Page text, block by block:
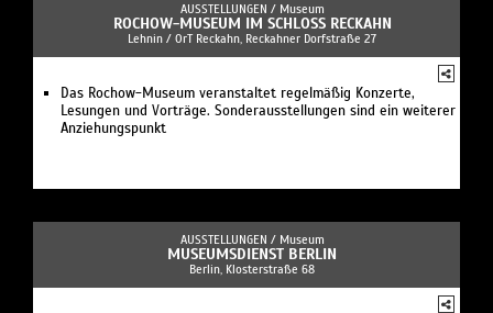
AUSSTELLUNGEN / Museum
ROCHOW-MUSEUM IM SCHLOSS RECKAHN
Lehnin / OrT Reckahn, Reckahner Dorfstraße 27
Das Rochow-Museum veranstaltet regelmäßig Konzerte,
Lesungen und Vorträge. Sonderausstellungen sind ein weiterer
Anziehungspunkt
AUSSTELLUNGEN / Museum
MUSEUMSDIENST BERLIN
Berlin, Klosterstraße 68